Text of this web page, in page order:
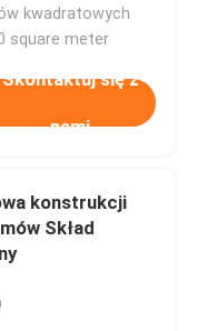
kwadratowych
square meter
Skontaktuj się z
nami
konstrukcji
Skład